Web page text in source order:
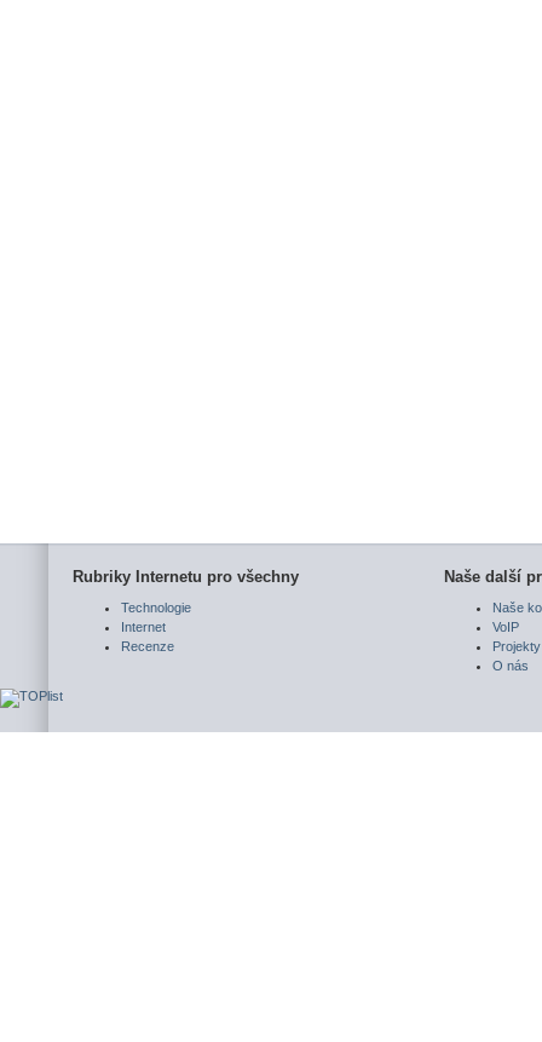
Rubriky Internetu pro všechny
Technologie
Internet
Recenze
Naše další
Naše
VoIP
Projekty
O nás